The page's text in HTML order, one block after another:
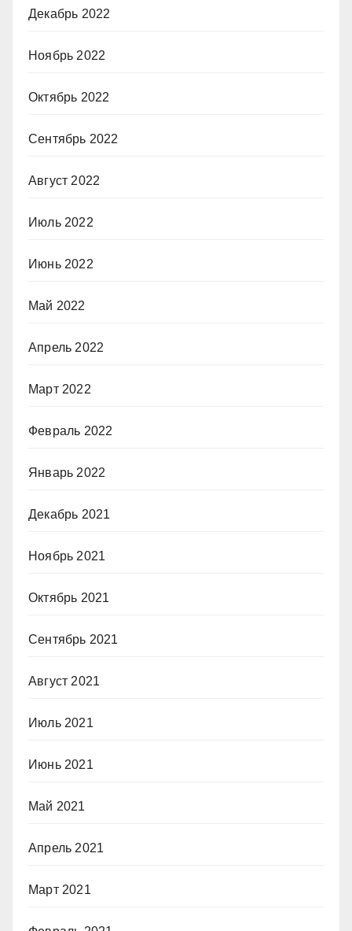
Декабрь 2022
Ноябрь 2022
Октябрь 2022
Сентябрь 2022
Август 2022
Июль 2022
Июнь 2022
Май 2022
Апрель 2022
Март 2022
Февраль 2022
Январь 2022
Декабрь 2021
Ноябрь 2021
Октябрь 2021
Сентябрь 2021
Август 2021
Июль 2021
Июнь 2021
Май 2021
Апрель 2021
Март 2021